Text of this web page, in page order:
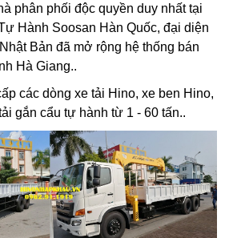
phân phối độc quyền duy nhất tại
Hành Soosan Hàn Quốc, đại diện
Bản đã mở rộng hệ thống bán
Hà Giang..
các dòng xe tải Hino, xe ben Hino,
gắn cẩu tự hành từ 1 - 60 tấn..